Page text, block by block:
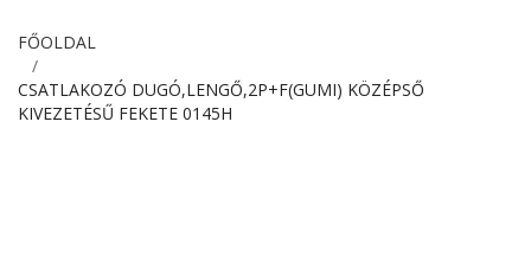
FŐOLDAL
CSATLAKOZÓ DUGÓ,LENGŐ,2P+F(GUMI) KÖZÉPSŐ
KIVEZETÉSŰ FEKETE 0145H